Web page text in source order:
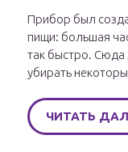
Прибор был
пищи: большая
так быстро.
убирать
ЧИТАТЬ